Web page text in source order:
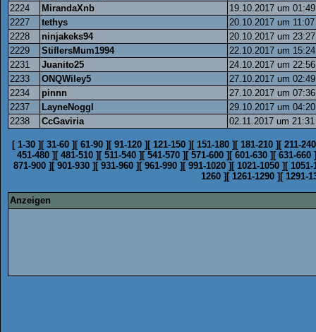
2224
MirandaXnb
19.10.2017 um
2227
tethys
20.10.2017 um
2228
ninjakeks94
20.10.2017 um
2229
StiflersMum1994
22.10.2017 um
2231
Juanito25
24.10.2017 um
2233
ONQWiley5
27.10.2017 um
2234
pinnn
27.10.2017 um
2237
LayneNoggl
29.10.2017 um
2238
CcGaviria 02.11.2017 um
[ 1-30 ] [ 31-60 ] [ 61-90 ] [ 91-120 ] [ 121-150 ] [ 151-180 ] [ 181-210 ] [ 211-240
451-480 ] [ 481-510 ] [ 511-540 ] [ 541-570 ] [ 571-600 ] [ 601-630 ] [ 631-660 ]
871-900 ] [ 901-930 ] [ 931-960 ] [ 961-990 ] [ 991-1020 ] [ 1021-1050 ] [ 1051-
1260 ] [ 1261-1290 ] [ 1291-
Anzeigen